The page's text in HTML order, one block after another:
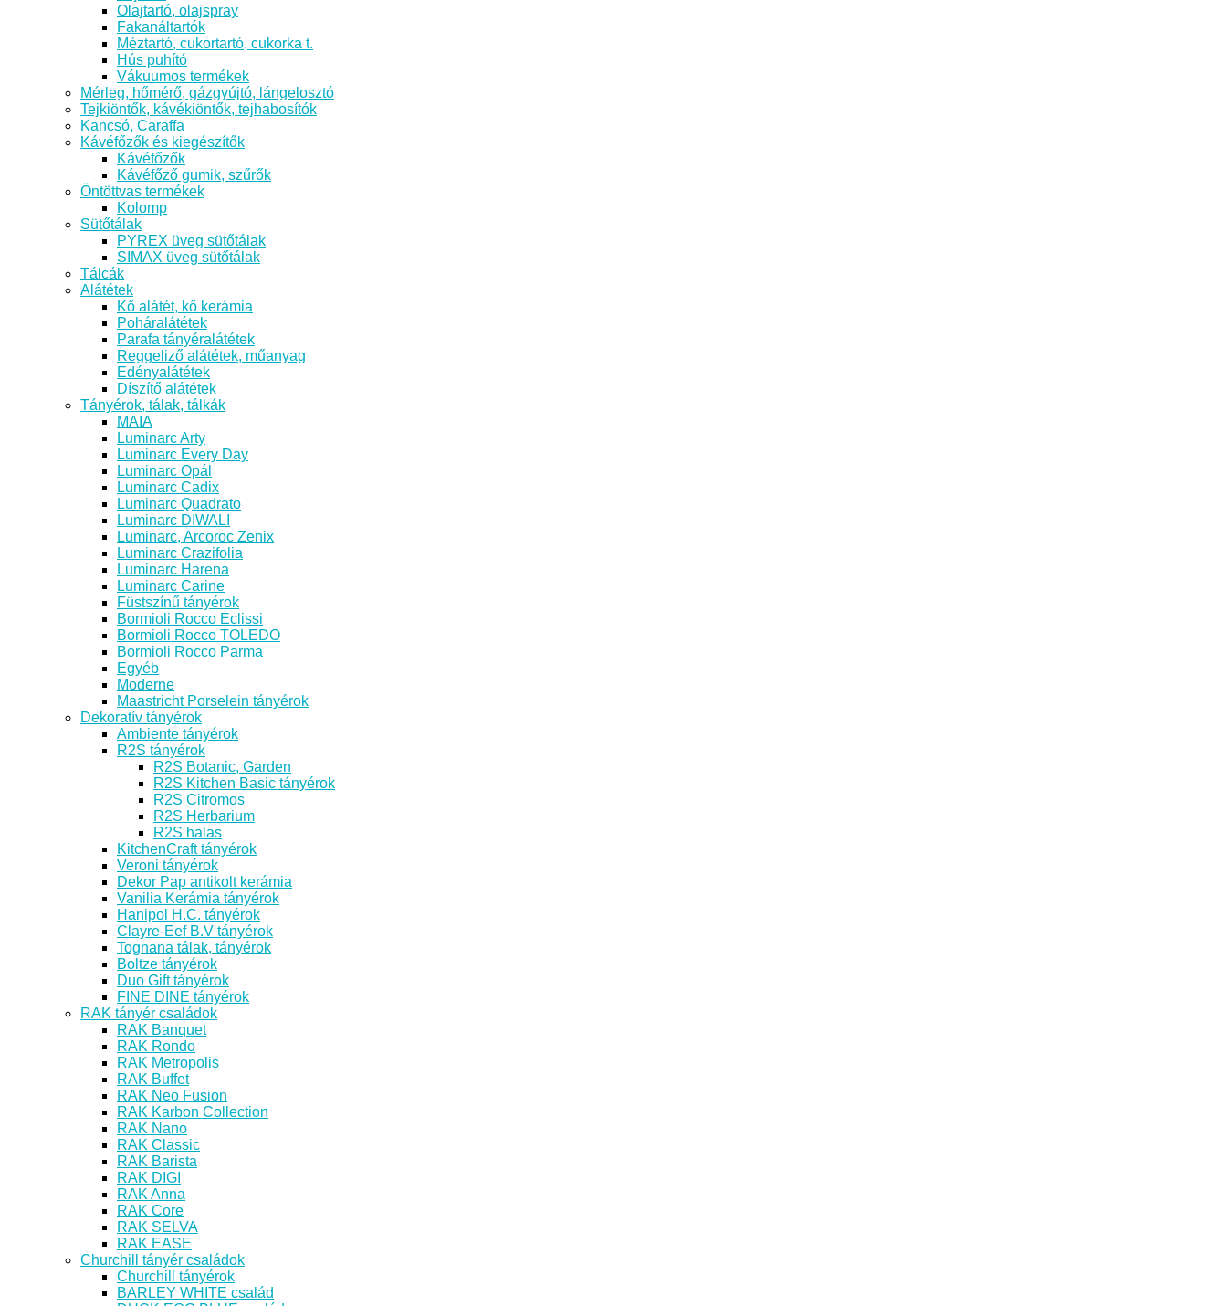
Olajtartó, olajspray
Fakanáltartók
Méztartó, cukortartó, cukorka t.
Hús puhító
Vákuumos termékek
Mérleg, hőmérő, gázgyújtó, lángelosztó
Tejkiöntők, kávékiöntők, tejhabosítók
Kancsó, Caraffa
Kávéfőzők és kiegészítők
Kávéfőzők
Kávéfőző gumik, szűrők
Öntöttvas termékek
Kolomp
Sütőtálak
PYREX üveg sütőtálak
SIMAX üveg sütőtálak
Tálcák
Alátétek
Kő alátét, kő kerámia
Poháralátétek
Parafa tányéralátétek
Reggeliző alátétek, műanyag
Edényalátétek
Díszítő alátétek
Tányérok, tálak, tálkák
MAIA
Luminarc Arty
Luminarc Every Day
Luminarc Opál
Luminarc Cadix
Luminarc Quadrato
Luminarc DIWALI
Luminarc, Arcoroc Zenix
Luminarc Crazifolia
Luminarc Harena
Luminarc Carine
Füstszínű tányérok
Bormioli Rocco Eclissi
Bormioli Rocco TOLEDO
Bormioli Rocco Parma
Egyéb
Moderne
Maastricht Porselein tányérok
Dekoratív tányérok
Ambiente tányérok
R2S tányérok
R2S Botanic, Garden
R2S Kitchen Basic tányérok
R2S Citromos
R2S Herbarium
R2S halas
KitchenCraft tányérok
Veroni tányérok
Dekor Pap antikolt kerámia
Vanilia Kerámia tányérok
Hanipol H.C. tányérok
Clayre-Eef B.V tányérok
Tognana tálak, tányérok
Boltze tányérok
Duo Gift tányérok
FINE DINE tányérok
RAK tányér családok
RAK Banquet
RAK Rondo
RAK Metropolis
RAK Buffet
RAK Neo Fusion
RAK Karbon Collection
RAK Nano
RAK Classic
RAK Barista
RAK DIGI
RAK Anna
RAK Core
RAK SELVA
RAK EASE
Churchill tányér családok
Churchill tányérok
BARLEY WHITE család